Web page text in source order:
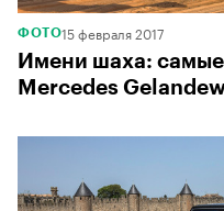
ФОТО15 февраля 2017
Имени шаха:
Mercedes